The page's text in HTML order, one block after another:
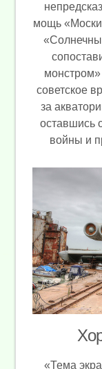
мощь
советское
за
оставшись
войны и
«Тема